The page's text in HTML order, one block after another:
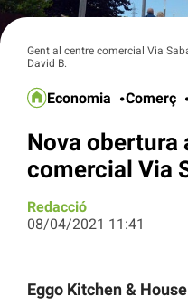
Gent al centre comercial Via
David B.
Economia Comerç
Nova obertura
comercial Via
Redacció
08/04/2021 11:41
Eggo Kitchen &